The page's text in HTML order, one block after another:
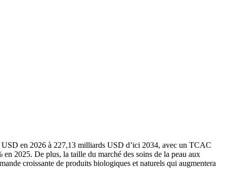
en 2026 à 227,13 milliards USD d’ici 2034, avec un TCAC
2025. De plus, la taille du marché des soins de la peau aux
croissante de produits biologiques et naturels qui augmentera